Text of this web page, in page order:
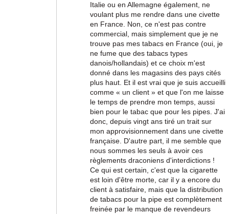
Italie ou en Allemagne également, ne
voulant plus me rendre dans une civette
en France. Non, ce n'est pas contre
commercial, mais simplement que je ne
trouve pas mes tabacs en France (oui, je
ne fume que des tabacs types
danois/hollandais) et ce choix m'est
donné dans les magasins des pays cités
plus haut. Et il est vrai que je suis accueilli
comme « un client » et que l'on me laisse
le temps de prendre mon temps, aussi
bien pour le tabac que pour les pipes. J'ai
donc, depuis vingt ans tiré un trait sur
mon approvisionnement dans une civette
française. D'autre part, il me semble que
nous sommes les seuls à avoir ces
règlements draconiens d'interdictions !
Ce qui est certain, c'est que la cigarette
est loin d'être morte, car il y a encore du
client à satisfaire, mais que la distribution
de tabacs pour la pipe est complètement
freinée par le manque de revendeurs